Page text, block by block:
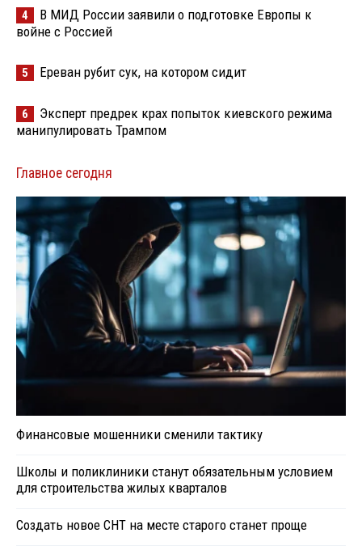
4
В МИД России заявили о подготовке Европы к
войне с Россией
5 Ереван рубит сук, на котором сидит
6
Эксперт предрек крах попыток киевского режима
манипулировать Трампом
Главное сегодня
Финансовые мошенники сменили тактику
Школы и поликлиники станут обязательным условием
для строительства жилых кварталов
Создать новое СНТ на месте старого станет проще